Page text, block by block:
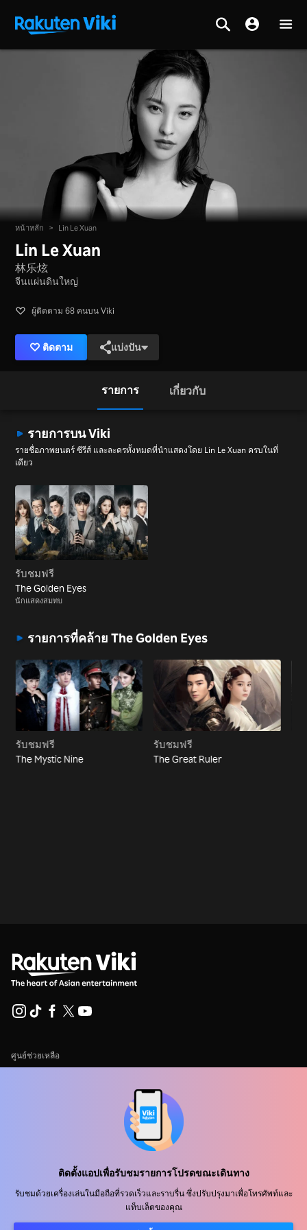
ติดตั้งแอปเพื่อรับชมรายการโปรดขณะเดินทาง
รับชมด้วยเครื่องเล่นในมือถือที่รวดเร็วและราบรื่น ซึ่งปรับปรุงมาเพื่อโทรศัพท์และ
แท็บเล็ตของคุณ
หน้าหลัก > Lin Le Xuan
Lin Le Xuan
林乐炫
จีนแผ่นดินใหญ่
ผู้ติดตาม 68 คนบน Viki
ติดตาม แบ่งปัน
รายการ เกี่ยวกับ
รายการบน Viki
รายชื่อภาพยนตร์ ซีรีส์ และละครทั้งหมดที่นำแสดงโดย Lin Le Xuan ครบในที่
เดียว
รับชมฟรี
The Golden Eyes
นักแสดงสมทบ
รายการที่คล้าย The Golden Eyes
รับชมฟรี
The Mystic Nine
รับชมฟรี
The Great Ruler
ศูนย์ช่วยเหลือ
ข้อกำหนดการใช้งาน